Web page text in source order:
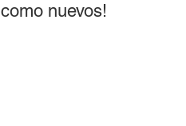
como nuevos!